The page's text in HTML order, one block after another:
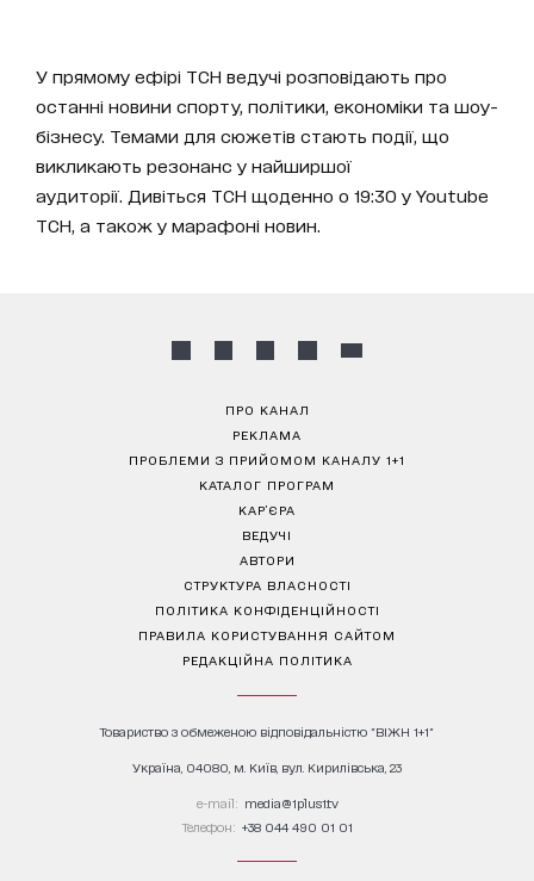
У прямому ефірі ТСН ведучі розповідають про
останні новини спорту, політики, економіки та шоу-
бізнесу. Темами для сюжетів стають події, що
викликають резонанс у найширшої
аудиторії. Дивіться ТСН щоденно о 19:30 у Youtube
ТСН, а також у марафоні новин.
ПРО КАНАЛ
РЕКЛАМА
ПРОБЛЕМИ З ПРИЙОМОМ КАНАЛУ 1+1
КАТАЛОГ ПРОГРАМ
КАР’ЄРА
ВЕДУЧІ
АВТОРИ
СТРУКТУРА ВЛАСНОСТІ
ПОЛІТИКА КОНФІДЕНЦІЙНОСТІ
ПРАВИЛА КОРИСТУВАННЯ САЙТОМ
РЕДАКЦІЙНА ПОЛІТИКА
Товариство з обмеженою відповідальністю "ВІЖН 1+1"
Україна, 04080, м. Київ, вул. Кирилівська, 23
е-mail: media@1plus1.tv
Телефон: +38 044 490 01 01